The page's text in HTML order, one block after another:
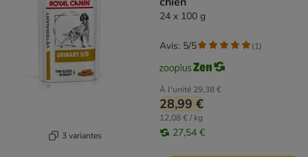
3 variantes
24 x 100 g
À l'unité 29,38 €
28,99 €
12,08 € / kg
27,54 €
Avis: 5/5 (1)